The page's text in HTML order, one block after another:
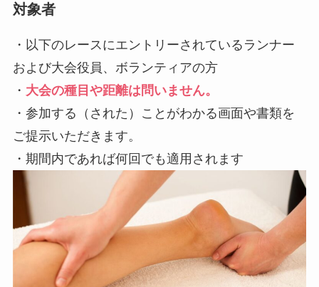
対象者
・以下のレースにエントリーされているランナー
および大会役員、ボランティアの方
・ 大会の種目や距離は問いません。
・参加する（された）ことがわかる画面や書類を
ご提示いただきます。
・期間内であれば何回でも適用されます